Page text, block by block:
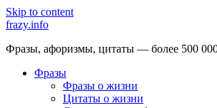
Skip to content
frazy.info
Фразы, афоризмы, цитаты — более 500
Фразы
Фразы о жизни
Цитаты о жизни